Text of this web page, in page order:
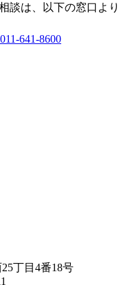
談は、以下の窓口よ
641-8600
丁目4番18号